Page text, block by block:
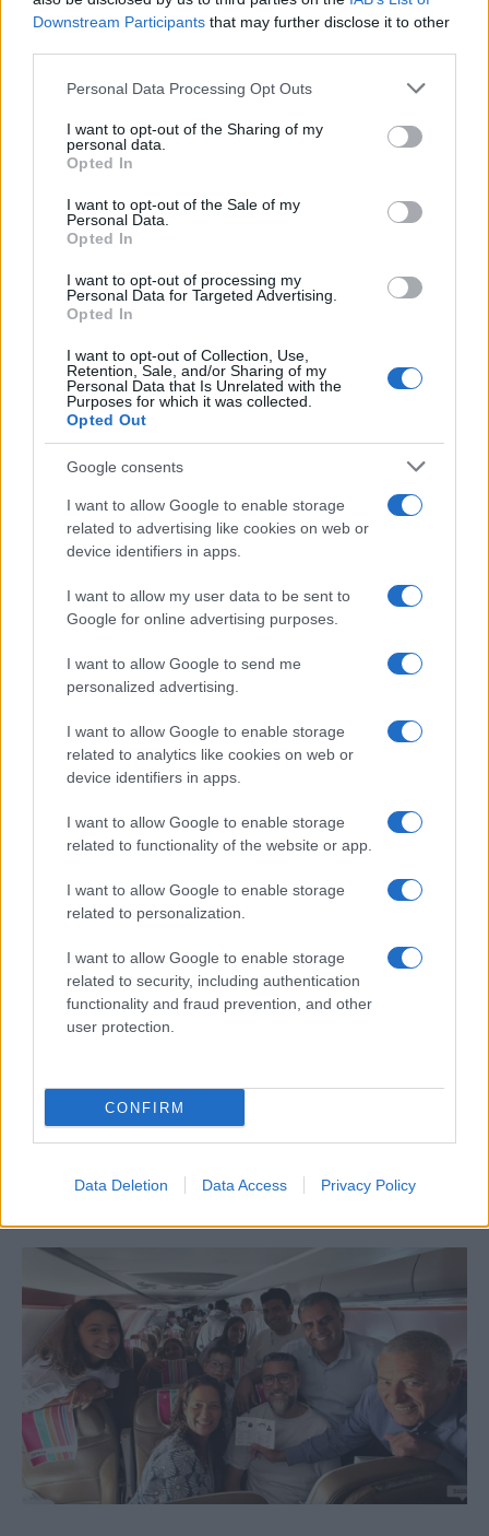
Downstream Participants that may further disclose it to other
Please note that this website/app uses one or more Google
not limited to your visit or usage behaviour. You may click to
grant or deny consent to Google and its third-party tags to
use your data for below specified purposes in below Google
consent section.
Personal Data Processing Opt Outs
I want to opt-out of the Sharing of my
personal data.
Opted In
I want to opt-out of the Sale of my
Personal Data.
Opted In
I want to opt-out of processing my
Personal Data for Targeted Advertising.
Opted In
I want to opt-out of Collection, Use,
Retention, Sale, and/or Sharing of my
Personal Data that Is Unrelated with the
Purposes for which it was collected.
Opted Out
Google consents
I want to allow Google to enable storage
related to advertising like cookies on web or
device identifiers in apps.
I want to allow my user data to be sent to
Google for online advertising purposes.
I want to allow Google to send me
personalized advertising.
I want to allow Google to enable storage
related to analytics like cookies on web or
device identifiers in apps.
I want to allow Google to enable storage
related to functionality of the website or app.
I want to allow Google to enable storage
related to personalization.
I want to allow Google to enable storage
related to security, including authentication
functionality and fraud prevention, and other
user protection.
CONFIRM
Data Deletion Data Access Privacy Policy
Az Ilan Halimi gyilkosság
egy nő randevúra hívta Párizstól délre. A
férfit azonban az úgynevezett „Barbárok
bandája” nevű csoport rabolta el, és 24 napon
lakásban. Végül Sainte‑Geneviève‑des‑Bois
közelében hagyták magatehetetlenül;
testét 80%-ban égési sebek
borították, fülét és lábujját
megcsonkolták.
Halimi a kórházba szállítás közben belehalt a
sérüléseibe.
A vizsgálatok kimutatták, hogy bár az
emberrablás volt az elsődleges cél –
váltságdíjat (450 ezer eurót) követeltek – az
elkövetők antiszemita indítékkal is
cselekedtek, azt feltételezve, hogy zsidó
áldozatuk családja nagyon gazdag. A bírósági
ítélet szerint a banda főnökét, Juszuf
Fofanát életfogytiglani börtönbüntetésre
ítélték, míg társait különböző hosszúságú
börtönbüntetéssel sújtották.
Zsidó anyukát fenyegettek meg
halálosan Franciaországban
Kóbor macskákat etető zsidó bácsit
rugdostak össze Franciaországban